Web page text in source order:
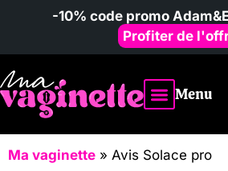
-10% code promo
Profiter de
Menu
Ma vaginette » Avis Solace pro